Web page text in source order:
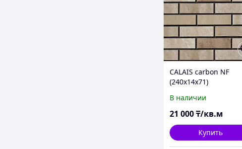
CALAIS carbon NF
(240x14x71)
В наличии
21 000₸/кв.м
Купить